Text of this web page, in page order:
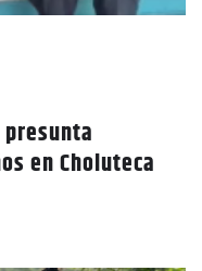
en Choluteca